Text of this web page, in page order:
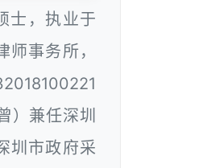
士，执业于
事务所，
）兼任深圳
圳市政府采